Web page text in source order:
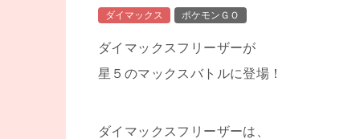
ダイマックス
ポケモンＧＯ
ダイマックスフリーザーが
星５のマックスバトルに登場！
ダイマックスフリーザーは、